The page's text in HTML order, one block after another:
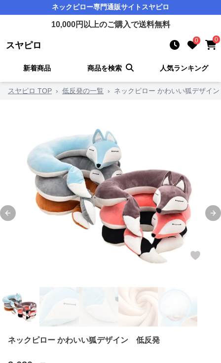
ネックピロー専門通販サイト スヤピロ
10,000円以上のご購入で送料無料
スヤピロ 0 0
新着商品 商品を検索 人気ランキング
スヤピロ TOP › 低反発の一覧 › ネックピロー かわいい狐デザイ
Previous slide
ネックピロー かわいい狐デザイン 低反発